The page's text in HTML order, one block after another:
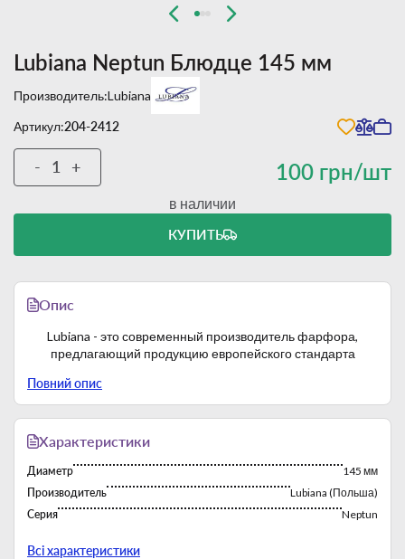
Lubiana Neptun Блюдце 145 мм
Производитель:Lubiana
Артикул:204-2412
100 грн/шт
- +
в наличии
КУПИТЬ
Опис
Lubiana - это современный производитель фарфора,
предлагающий продукцию европейского стандарта
Повний опис
Характеристики
Диаметр
145 мм
Производитель
Lubiana (Польша)
Серия
Neptun
Всі характеристики